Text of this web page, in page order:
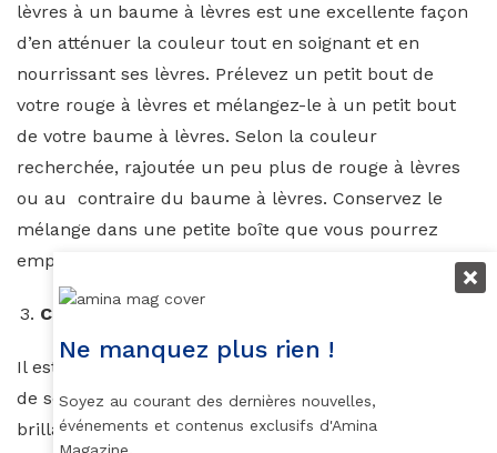
lèvres à un baume à lèvres est une excellente façon
d’en atténuer la couleur tout en soignant et en
nourrissant ses lèvres. Prélevez un petit bout de
votre rouge à lèvres et mélangez-le à un petit bout
de votre baume à lèvres. Selon la couleur
recherchée, rajoutée un peu plus de rouge à lèvres
ou au contraire du baume à lèvres. Conservez le
mélange dans une petite boîte que vous pourrez
emporter avec vous au besoin.
Comme un rouge à lèvres mat
Il est très naturel lors de l’achat d’un rouge à lèvres
de se diriger vers une texture crème, satinée ou
brillante. Ce sont les textures les classiques. Lorsque
Ne manquez plus rien !
Soyez au courant des dernières nouvelles,
événements et contenus exclusifs d'Amina